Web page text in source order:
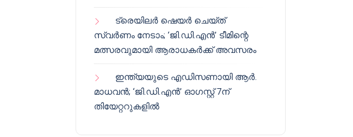
ട്രെയിലർ ഷെയർ ചെയ്‌ത്
സ്വർണം നേടാം; ‘ജി.ഡി.എൻ’ ടീമിന്റെ
മത്സരവുമായി ആരാധകർക്ക് അവസരം
ഇന്ത്യയുടെ എഡിസണായി ആർ.
മാധവൻ; ‘ജി.ഡി.എൻ’ ഓഗസ്റ്റ് 7ന്
തിയേറ്ററുകളിൽ